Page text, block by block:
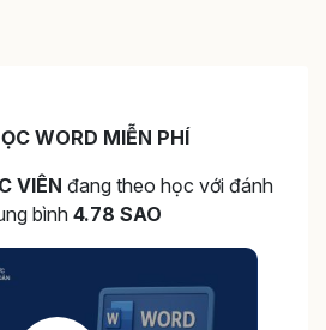
WORD MIỄN PHÍ
VIÊN đang theo học với đánh
bình4.78 SAO